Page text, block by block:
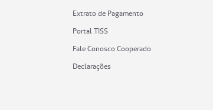
Extrato de Pagamento
Portal TISS
Fale Conosco Cooperado
Declarações